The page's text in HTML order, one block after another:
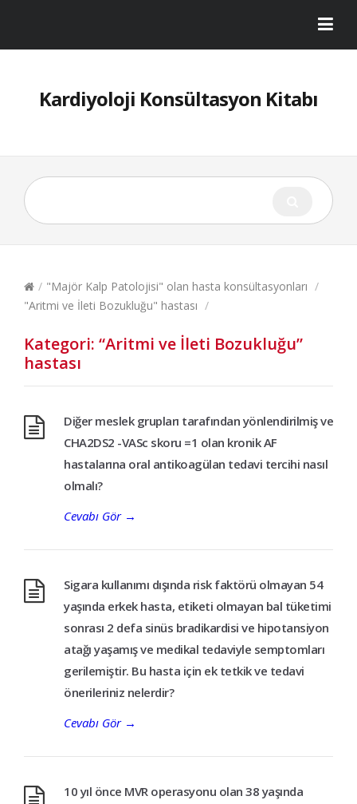
Kardiyoloji Konsültasyon Kitabı
/ "Majör Kalp Patolojisi" olan hasta konsültasyonları /
"Aritmi ve İleti Bozukluğu" hastası /
Kategori: “Aritmi ve İleti Bozukluğu”
hastası
Diğer meslek grupları tarafından yönlendirilmiş ve
CHA2DS2 -VASc skoru =1 olan kronik AF
hastalarına oral antikoagülan tedavi tercihi nasıl
olmalı?
Cevabı Gör→
Sigara kullanımı dışında risk faktörü olmayan 54
yaşında erkek hasta, etiketi olmayan bal tüketimi
sonrası 2 defa sinüs bradikardisi ve hipotansiyon
atağı yaşamış ve medikal tedaviyle semptomları
gerilemiştir. Bu hasta için ek tetkik ve tedavi
önerileriniz nelerdir?
Cevabı Gör→
10 yıl önce MVR operasyonu olan 38 yaşında